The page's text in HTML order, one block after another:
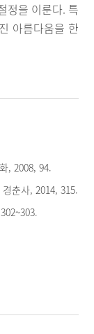
정을 이룬다. 특
아름다움을 한
, 2008, 94.
춘사, 2014, 315.